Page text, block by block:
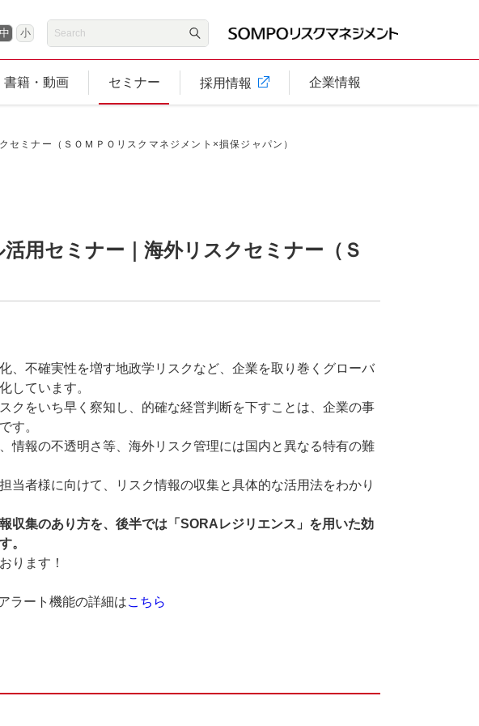
中 小
書籍・動画 セミナー 採用情報 企業情報
ミナー（ＳＯＭＰＯリスクマネジメント×損保ジャパン）
用セミナー｜海外リスクセミナー（Ｓ
、不確実性を増す地政学リスクなど、企業を取り巻くグローバ
しています。
クをいち早く察知し、的確な経営判断を下すことは、企業の事
す。
情報の不透明さ等、海外リスク管理には国内と異なる特有の難
当者様に向けて、リスク情報の収集と具体的な活用法をわかり
収集のあり方を、後半では「SORAレジリエンス」を用いた効
。
ります！
ラート機能の詳細はこちら